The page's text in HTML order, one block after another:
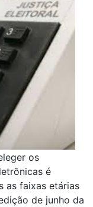
os
é
as faixas etárias
de junho da